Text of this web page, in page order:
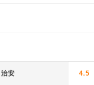
治安 4.5